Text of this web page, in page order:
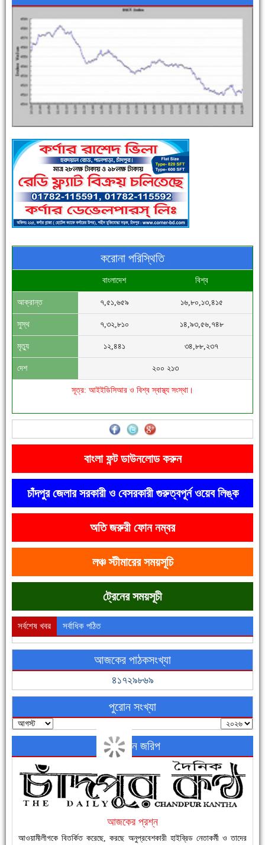
এক সপ্তাহে শনাক্ত বেড়েছে ৫৫%, মৃত্যু ৪৬%
পুলিশ সদস্যদের জন্যে এসপির মৌসুমি ফল উপহার
সিগমা ওয়েল ইন্ডাস্ট্রির মেকানিক ও গ্রাহক সভা
'বাংলা সাহিত্যানুরাগীরা তাঁর অবদানকে চিরকাল স্মরণ করবে'
ফরিদগঞ্জের ভূমিহীন ২০ পরিবার আজ নিজের পাকা ঘরে উঠছে
নতুনবাজার ফাঁড়ি পুলিশের অভিযানে ৪০ পিচ ইয়াবাসহ ১ জন গ্রেফতার
করোনা পরিস্থিতি
বাংলাদেশ বিশ্ব
আক্রান্ত ৭,৫১,৬৫৯ ১৬,৮০,১৩,৪১৫
সুস্থ ৭,৩২,৮১০ ১৪,৯৩,৫৬,৭৪৮
মৃত্যু ১২,৪৪১ ৩৪,৮৮,২৩৭
দেশ ২০০ ২১৩
সূত্র: আইইডিসিআর ও বিশ্ব স্বাস্থ্য সংস্থা।
বাংলা ফন্ট ডাউনলোড করুন
চাঁদপুর জেলার সরকারী ও বেসরকারী গুরুত্বপূর্ন ওয়েব লিঙ্ক
অতি জরুরী ফোন নম্বর
লঞ্চ স্টীমারের সময়সূচি
ট্রেনের সময়সূচী
সর্বশেষ খবর সর্বাধিক পঠিত
আজকের পাঠকসংখ্যা
৪১৭২৯৮৬৯
পুরোন সংখ্যা
অনলাইন জরিপ
আজকের প্রশ্ন
আওয়ামীলীগকে বিতর্কিত করেছে, করছে অনুপ্রবেশকারী হাইব্রিড নেতাকর্মী ও তাদের